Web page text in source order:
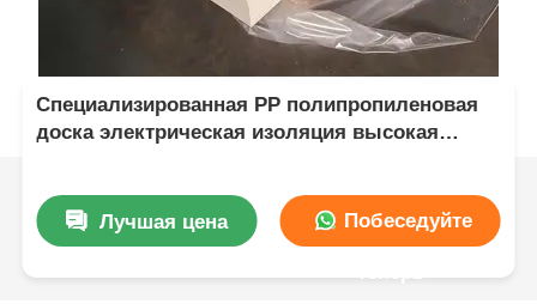
Специализированная PP полипропиленовая
доска электрическая изоляция высокая
изготовлении
Лучшая цена Побеседуйте